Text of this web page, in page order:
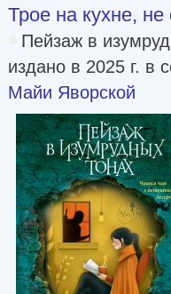
Трое на кухне, не
Пейзаж в
издано в 2025 г. в
Майи Яворской